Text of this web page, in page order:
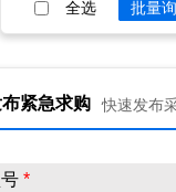
全选 批量
紧急求购 快速发布
*